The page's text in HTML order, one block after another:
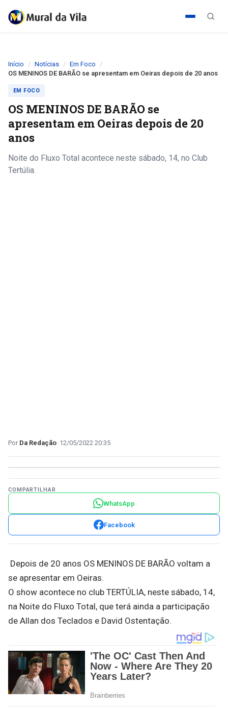
Início Notícias
Em Foco
OS MENINOS DE BARÃO se apresentam em Oeiras depois de 20 anos
EM FOCO
OS MENINOS DE BARÃO se
apresentam em Oeiras depois de 20
anos
Noite do Fluxo Total acontece neste sábado, 14, no Club
Tertúlia.
Da Redação 12/05/2022 20:35
COMPARTILHAR
WhatsApp
Facebook
Depois de 20 anos OS MENINOS DE BARÃO voltam a
se apresentar em Oeiras.
O show acontece no club TERTÚLIA, neste sábado, 14,
na Noite do Fluxo Total, que terá ainda a participação
de Allan dos Teclados e David Ostentação.